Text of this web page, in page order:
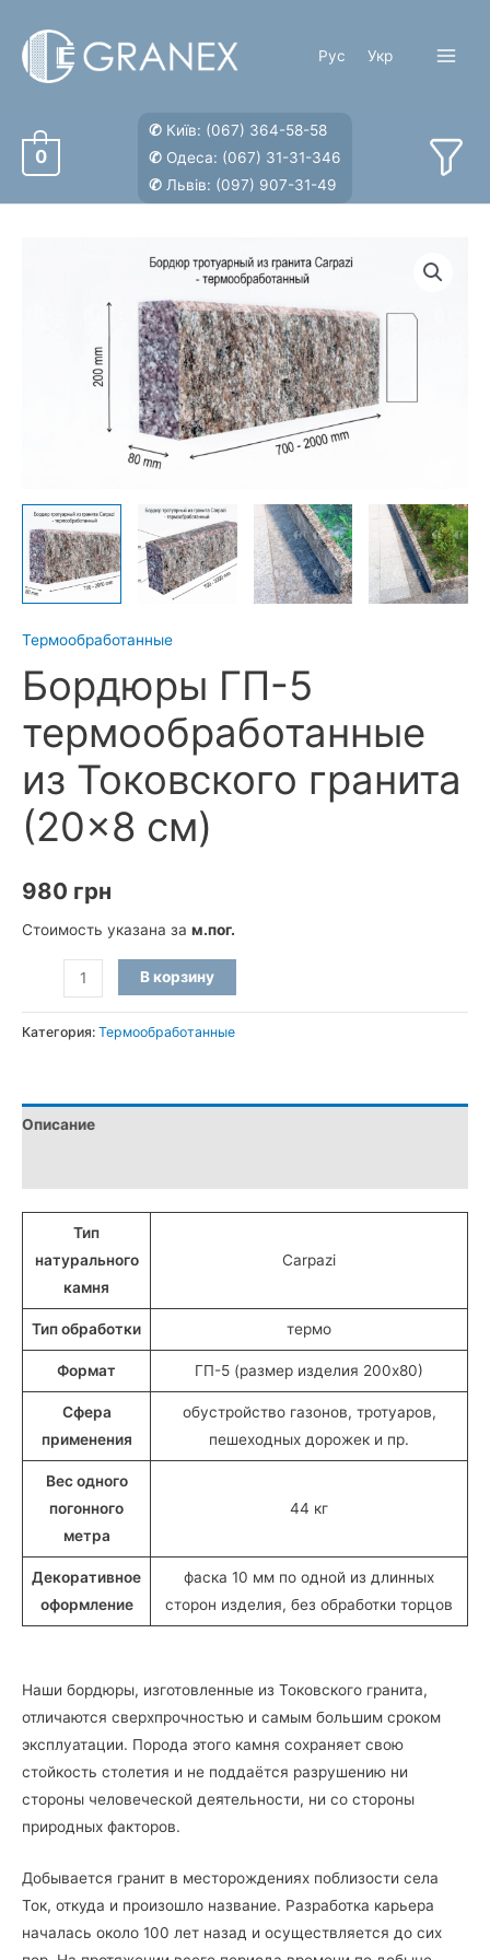
содержимому
Рус Укр
0
✆ Київ: (067) 364-58-58
✆ Одеса: (067) 31-31-346
✆ Львів: (097) 907-31-49
Термообработанные
Бордюры ГП-5
термообработанные
из Токовского гранита
(20×8 см)
980 грн
Стоимость указана за м.пог.
Количество
товара
Бордюры
из
Токовского
(20x8
см)
В корзину
Категория: Термообработанные
Описание
Тип
натурального
камня
Carpazi
Тип обработки термо
Формат ГП-5 (размер изделия 200х80)
Сфера
применения
обустройство газонов, тротуаров,
пешеходных дорожек и пр.
Вес одного
погонного
метра
44 кг
Декоративное
оформление
фаска 10 мм по одной из длинных
сторон изделия, без обработки торцов
Наши бордюры, изготовленные из Токовского гранита,
отличаются сверхпрочностью и самым большим сроком
эксплуатации. Порода этого камня сохраняет свою
стойкость столетия и не поддаётся разрушению ни
стороны человеческой деятельности, ни со стороны
природных факторов.
Добывается гранит в месторождениях поблизости села
Ток, откуда и произошло название. Разработка карьера
началась около 100 лет назад и осуществляется до сих